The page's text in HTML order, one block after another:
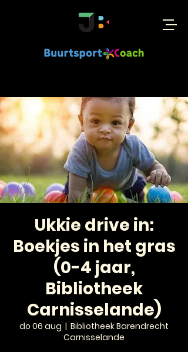
Ukkie drive in:
Boekjes in het gras
(0-4 jaar,
Bibliotheek
Carnisselande)
do 06 aug
  |
Bibliotheek Barendrecht
Carnisselande